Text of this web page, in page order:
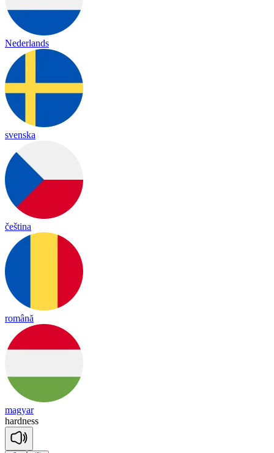
Nederlands
svenska
čeština
română
magyar
hardness